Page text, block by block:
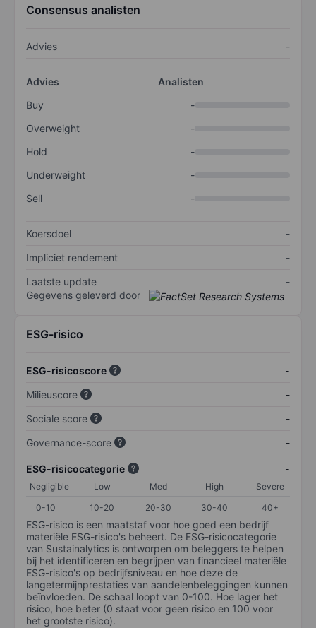
Consensus analisten
Advies -
Advies
Analisten
Buy
-
Overweight
-
Hold
-
Underweight
-
Sell
-
Koersdoel
-
Impliciet rendement
-
Laatste update
-
Gegevens geleverd door
ESG-risico
ESG-risicoscore
-
Milieuscore
-
Sociale score
-
Governance-score
-
ESG-risicocategorie -
Negligible Low Med High
Severe
0-10
10-20 20-30 30-40 40+
ESG-risico is een maatstaf voor hoe goed een bedrijf
materiële ESG-risico's beheert. De ESG-risicocategorie
van Sustainalytics is ontworpen om beleggers te helpen
bij het identificeren en begrijpen van financieel materiële
ESG-risico's op bedrijfsniveau en hoe deze de
langetermijnprestaties van aandelenbeleggingen kunnen
beïnvloeden. De schaal loopt van 0-100. Hoe lager het
risico, hoe beter (0 staat voor geen risico en 100 voor
het grootste risico).